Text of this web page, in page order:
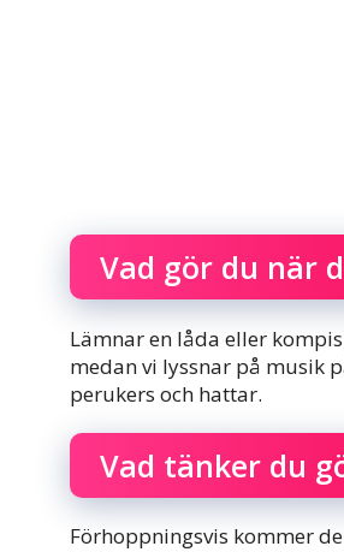
Vad gör du när
Lämnar en låda eller
medan vi lyssnar på musik
perukers och hattar.
Vad tänker du
Förhoppningsvis kommer